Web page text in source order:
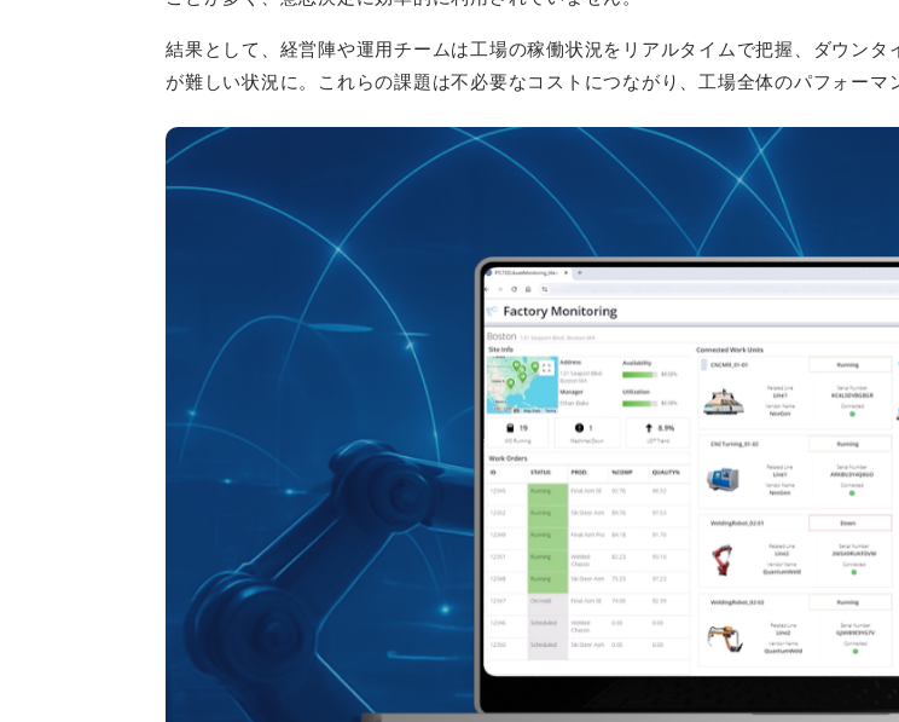
結果として、経営陣や運用チームは工場の稼働状況をリアルタイムで把握、ダウン
が難しい状況に。これらの課題は不必要なコストにつながり、工場全体のパフォーマ